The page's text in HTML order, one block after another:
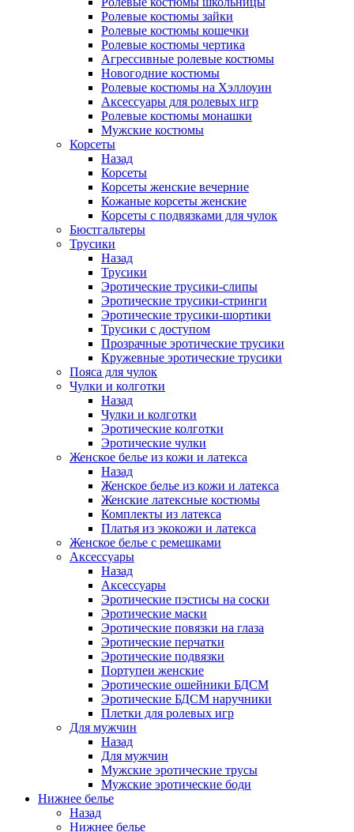
Ролевые костюмы зайки
Ролевые костюмы кошечки
Ролевые костюмы чертика
Агрессивные ролевые костюмы
Новогодние костюмы
Ролевые костюмы на Хэллоуин
Аксессуары для ролевых игр
Ролевые костюмы монашки
Мужские костюмы
Корсеты
Назад
Корсеты
Корсеты женские вечерние
Кожаные корсеты женские
Корсеты с подвязками для чулок
Бюстгальтеры
Трусики
Назад
Трусики
Эротические трусики-слипы
Эротические трусики-стринги
Эротические трусики-шортики
Трусики с доступом
Прозрачные эротические трусики
Кружевные эротические трусики
Пояса для чулок
Чулки и колготки
Назад
Чулки и колготки
Эротические колготки
Эротические чулки
Женское белье из кожи и латекса
Назад
Женское белье из кожи и латекса
Женские латексные костюмы
Комплекты из латекса
Платья из экокожи и латекса
Женское белье с ремешками
Аксессуары
Назад
Аксессуары
Эротические пэстисы на соски
Эротические маски
Эротические повязки на глаза
Эротические перчатки
Эротические подвязки
Портупеи женские
Эротические ошейники БДСМ
Эротические БДСМ наручники
Плетки для ролевых игр
Для мужчин
Назад
Для мужчин
Мужские эротические трусы
Мужские эротические боди
Нижнее белье
Назад
Нижнее белье